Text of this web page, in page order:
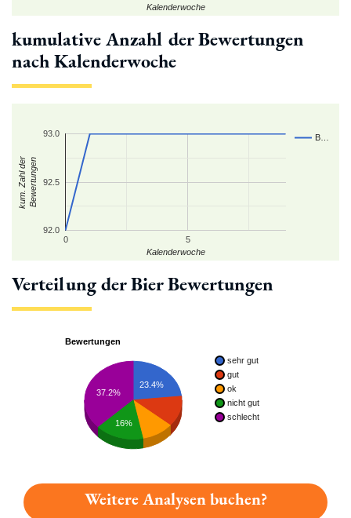
Kalenderwoche
kumulative Anzahl der Bewertungen
nach Kalenderwoche
B…
0 5
92.0
92.5
93.0
Kalenderwoche
kum. Zahl derBewertungen
Verteilung der Bier Bewertungen
Bewertungen
sehr gut
gut
ok
nicht gut
schlecht
23.4%
37.2%
16%
Weitere Analysen buchen?